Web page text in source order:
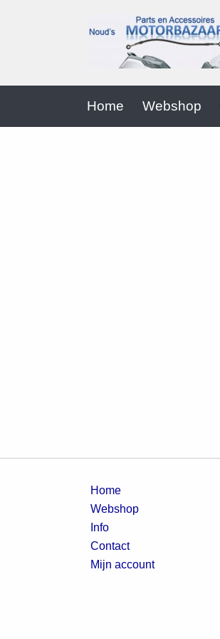
Home Webshop
Home
Webshop
Info
Contact
Mijn account